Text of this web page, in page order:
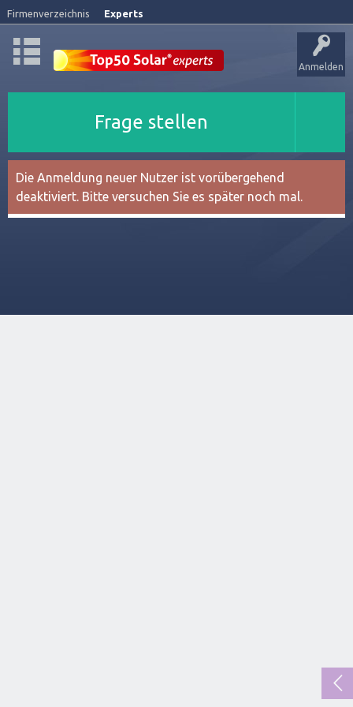
Firmenverzeichnis Experts
Anmelden
Frage stellen
Die Anmeldung neuer Nutzer ist vorübergehend
deaktiviert. Bitte versuchen Sie es später noch mal.